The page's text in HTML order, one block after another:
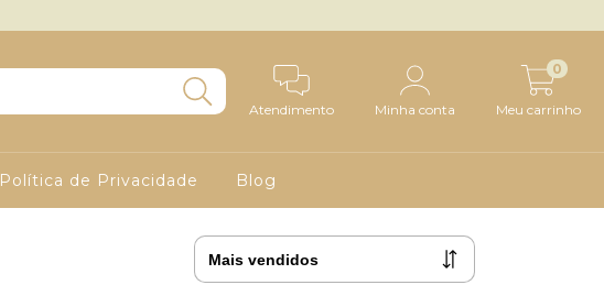
Atendimento Minha conta Meu carrinho
0
Política de Privacidade Blog